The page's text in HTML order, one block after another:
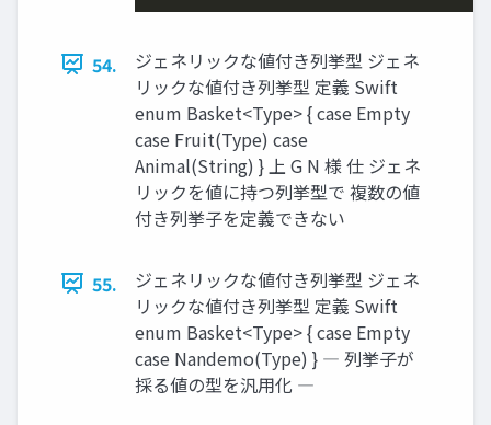
54.
ジェネリックな値付き列挙型 ジェネ
リックな値付き列挙型 定義 Swift
enum Basket<Type> { case Empty
case Fruit(Type) case
Animal(String) } 上 G N 様 仕 ジェネ
リックを値に持つ列挙型で 複数の値
付き列挙子を定義できない
55.
ジェネリックな値付き列挙型 ジェネ
リックな値付き列挙型 定義 Swift
enum Basket<Type> { case Empty
case Nandemo(Type) } ― 列挙子が
採る値の型を汎用化 ―